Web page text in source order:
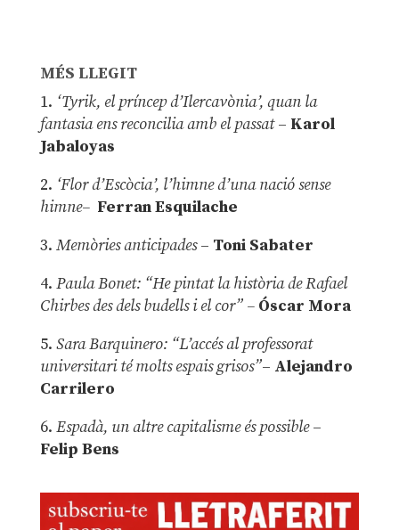
MÉS LLEGIT
1. ‘Tyrik, el príncep d’Ilercavònia’, quan la
fantasia ens reconcilia amb el passat– Karol
Jabaloyas
2. ‘Flor d’Escòcia’, l’himne d’una nació sense
himne– Ferran Esquilache
3. Memòries anticipades– Toni Sabater
4. Paula Bonet: “He pintat la història de Rafael
Chirbes des dels budells i el cor” –Óscar Mora
5. Sara Barquinero: “L’accés al professorat
universitari té molts espais grisos”– Alejandro
Carrilero
6. Espadà, un altre capitalisme és possible –
Felip Bens